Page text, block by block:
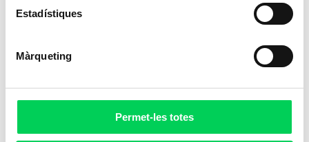
Estadístiques
Màrqueting
Permet-les totes